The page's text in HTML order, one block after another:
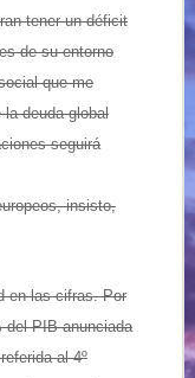
tener un déficit
de su entorno
que me
la deuda global
seguirá
insisto,
en las cifras. Por
del PIB anunciada
al 4º